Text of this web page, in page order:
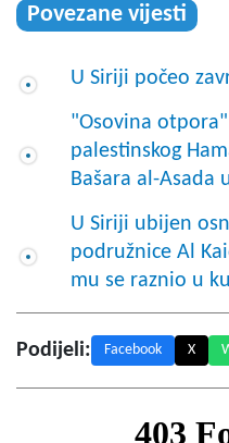
Povezane vijesti
U Siriji počeo
"Osovina
palestinskog
Bašara al-Asada
U Siriji ubijen
podružnice Al
mu se raznio u
Podijeli: Facebook X